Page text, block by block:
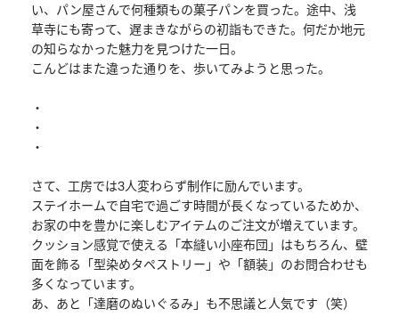
い、パン屋さんで何種類もの菓子パンを買った。途中、浅
草寺にも寄って、遅まきながらの初詣もできた。何だか地元
の知らなかった魅力を見つけた一日。
こんどはまた違った通りを、歩いてみようと思った。
・
・
・
さて、工房では3人変わらず制作に励んでいます。
ステイホームで自宅で過ごす時間が長くなっているためか、
お家の中を豊かに楽しむアイテムのご注文が増えています。
クッション感覚で使える「本縫い小座布団」はもちろん、壁
面を飾る「型染めタペストリー」や「額装」のお問合わせも
多くなっています。
あ、あと「達磨のぬいぐるみ」も不思議と人気です（笑）